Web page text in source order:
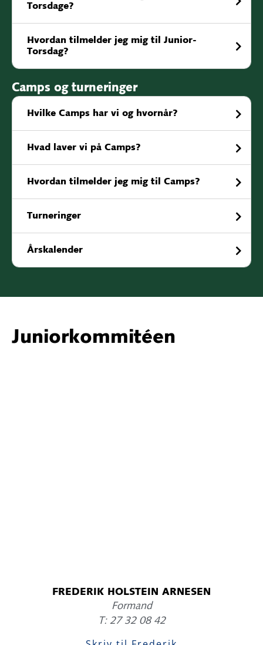
Torsdage?
Hvordan tilmelder jeg mig til Junior-
Torsdag?
Camps og turneringer
Hvilke Camps har vi og hvornår?
Hvad laver vi på Camps?
Hvordan tilmelder jeg mig til Camps?
Turneringer
Årskalender
Juniorkommitéen
FREDERIK HOLSTEIN ARNESEN
Formand
T: 27 32 08 42